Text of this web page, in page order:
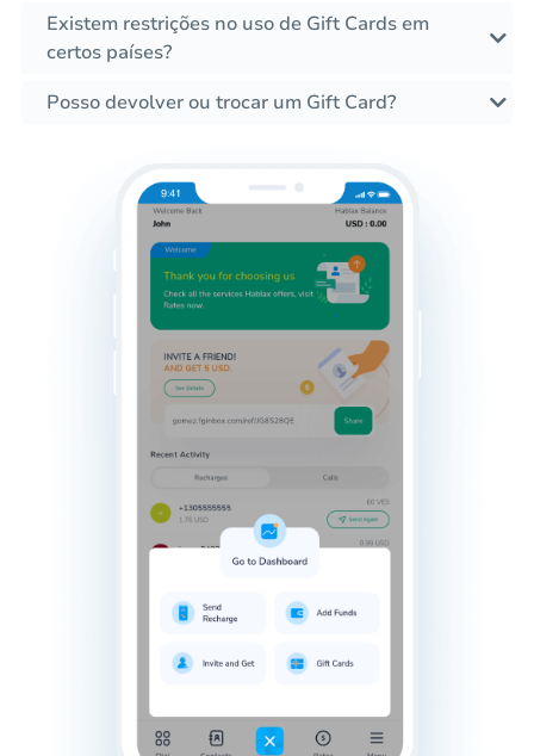
Existem restrições no uso de Gift Cards em
certos países?
Posso devolver ou trocar um Gift Card?